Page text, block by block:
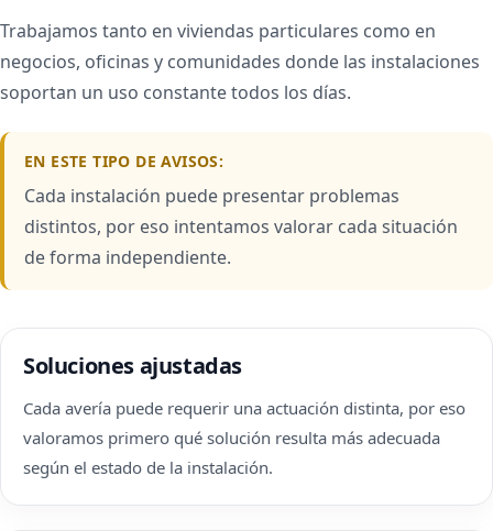
Trabajamos tanto en viviendas particulares como en
negocios, oficinas y comunidades donde las instalaciones
soportan un uso constante todos los días.
EN ESTE TIPO DE AVISOS:
Cada instalación puede presentar problemas
distintos, por eso intentamos valorar cada situación
de forma independiente.
Soluciones ajustadas
Cada avería puede requerir una actuación distinta, por eso
valoramos primero qué solución resulta más adecuada
según el estado de la instalación.